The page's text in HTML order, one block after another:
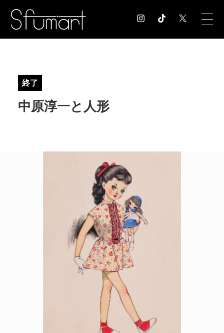
EXHIBITION
NEWS
CONTACT お問合せ
POLICY COMPANY
終了
中原淳一と人形